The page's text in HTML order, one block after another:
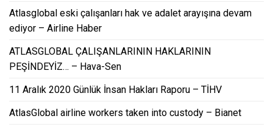
Atlasglobal eski çalışanları hak ve adalet arayışına devam
ediyor – Airline Haber
ATLASGLOBAL ÇALIŞANLARININ HAKLARININ
PEŞİNDEYİZ… – Hava-Sen
11 Aralık 2020 Günlük İnsan Hakları Raporu – TİHV
AtlasGlobal airline workers taken into custody – Bianet